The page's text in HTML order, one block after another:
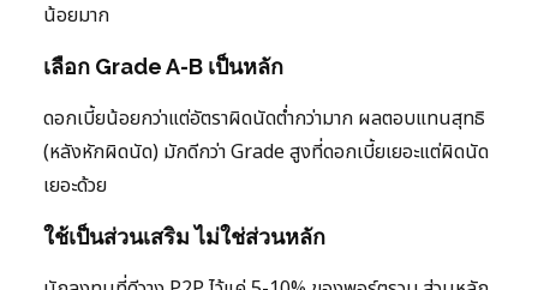
น้อยมาก
เลือก Grade A-B เป็นหลัก
ดอกเบี้ยน้อยกว่าแต่อัตราผิดนัดต่ำกว่ามาก ผลตอบแทนสุทธิ
(หลังหักผิดนัด) มักดีกว่า Grade สูงที่ดอกเบี้ยเยอะแต่ผิดนัด
เยอะด้วย
ใช้เป็นส่วนเสริม ไม่ใช่ส่วนหลัก